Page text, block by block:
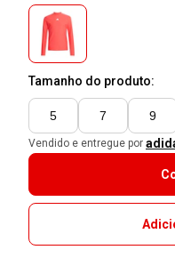
Tamanho do produto:
5 7 9
Vendido e entregue por